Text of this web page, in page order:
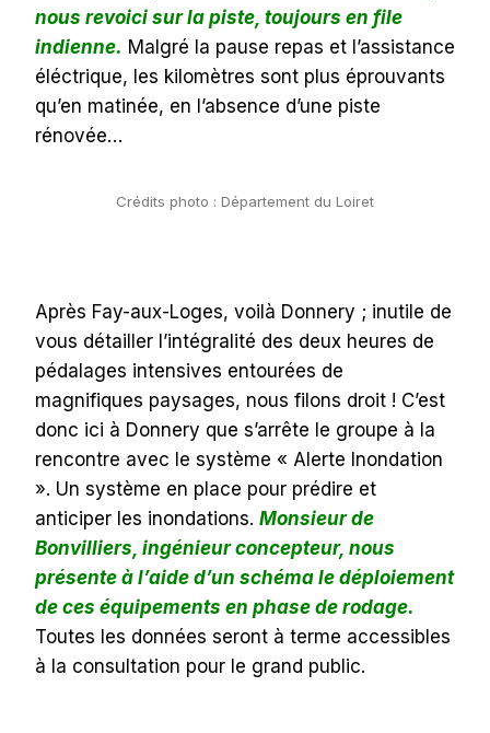
nous revoici sur la piste, toujours en file
indienne. Malgré la pause repas et l’assistance
éléctrique, les kilomètres sont plus éprouvants
qu’en matinée, en l’absence d’une piste
rénovée…
Crédits photo : Département du Loiret
Après Fay-aux-Loges, voilà Donnery ; inutile de
vous détailler l’intégralité des deux heures de
pédalages intensives entourées de
magnifiques paysages, nous filons droit ! C’est
donc ici à Donnery que s’arrête le groupe à la
rencontre avec le système « Alerte Inondation
». Un système en place pour prédire et
anticiper les inondations. Monsieur de
Bonvilliers, ingénieur concepteur, nous
présente à l’aide d’un schéma le déploiement
de ces équipements en phase de rodage.
Toutes les données seront à terme accessibles
à la consultation pour le grand public.